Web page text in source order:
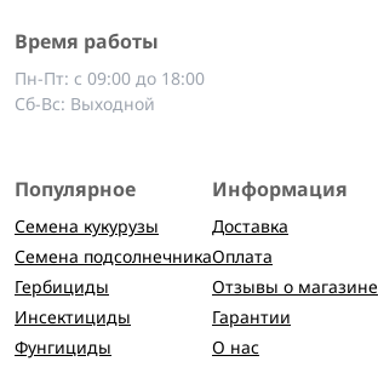
Время работы
Пн-Пт: с 09:00 до 18:00
Сб-Вс: Выходной
Популярное
Семена кукурузы
Семена подсолнечника
Гербициды
Инсектициды
Фунгициды
Информация
Доставка
Оплата
Отзывы о магазине
Гарантии
О нас